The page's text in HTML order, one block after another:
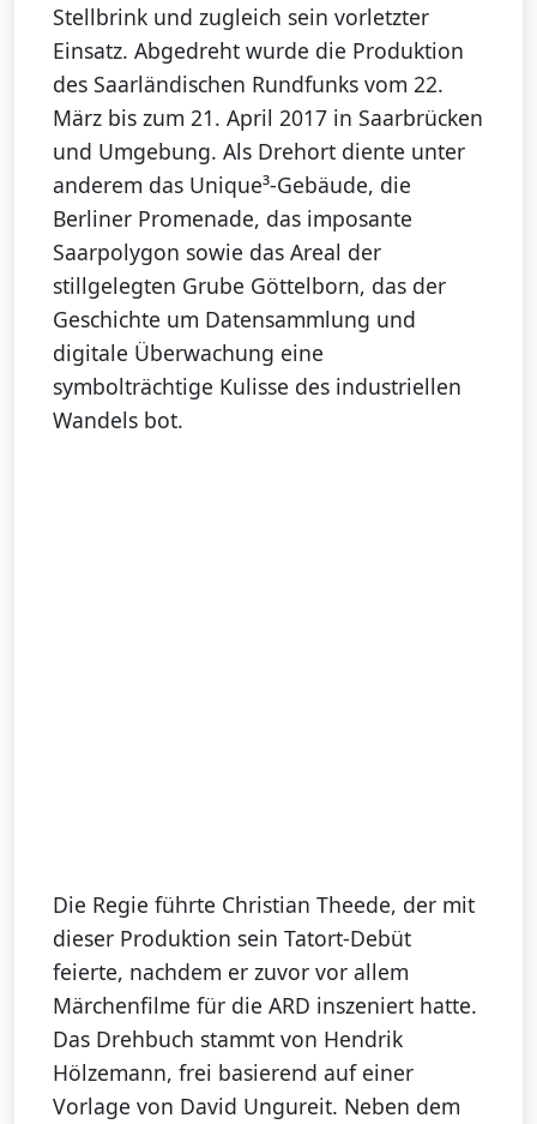
Stellbrink und zugleich sein vorletzter
Einsatz. Abgedreht wurde die Produktion
des Saarländischen Rundfunks vom 22.
März bis zum 21. April 2017 in Saarbrücken
und Umgebung. Als Drehort diente unter
anderem das Unique³-Gebäude, die
Berliner Promenade, das imposante
Saarpolygon sowie das Areal der
stillgelegten Grube Göttelborn, das der
Geschichte um Datensammlung und
digitale Überwachung eine
symbolträchtige Kulisse des industriellen
Wandels bot.
Die Regie führte Christian Theede, der mit
dieser Produktion sein Tatort-Debüt
feierte, nachdem er zuvor vor allem
Märchenfilme für die ARD inszeniert hatte.
Das Drehbuch stammt von Hendrik
Hölzemann, frei basierend auf einer
Vorlage von David Ungureit. Neben dem